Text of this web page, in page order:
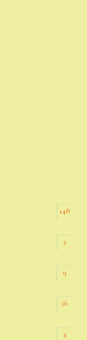
148
3
9
16
4